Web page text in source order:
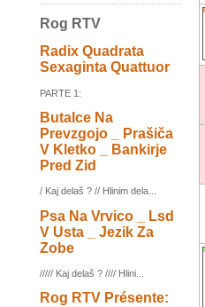
Rog RTV
Radix Quadrata
Sexaginta Quattuor
PARTE 1:
Butalce Na
Prevzgojo _ Prašiča
V Kletko _ Bankirje
Pred Zid
/ Kaj delaš ? // Hlinim dela...
Psa Na Vrvico _ Lsd
V Usta _ Jezik Za
Zobe
///// Kaj delaš ? //// Hlini...
Rog RTV Présente: